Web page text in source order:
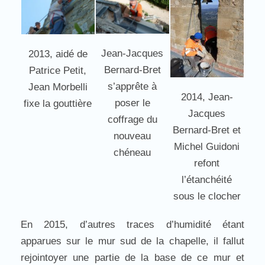
2013, aidé de
Patrice Petit,
Jean Morbelli
fixe la gouttière
Jean-Jacques
Bernard-Bret
s’apprête à
poser le
coffrage du
nouveau
chéneau
2014, Jean-
Jacques
Bernard-Bret et
Michel Guidoni
refont
l’étanchéité
sous le clocher
En 2015, d’autres traces d’humidité étant
apparues sur le mur sud de la chapelle, il fallut
rejointoyer une partie de la base de ce mur et